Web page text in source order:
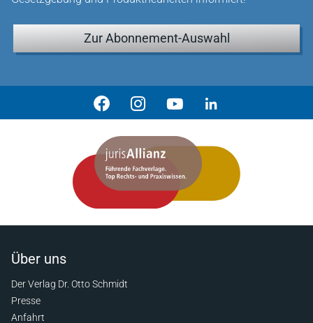
Zur Abonnement-Auswahl
Über uns
Der Verlag Dr. Otto Schmidt
Presse
Anfahrt